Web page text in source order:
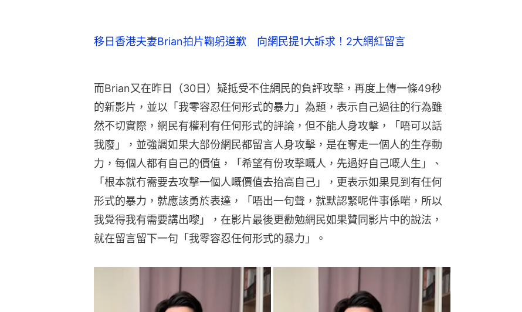
移日香港夫妻Brian拍片鞠躬道歉 向網民提1大訴求！2大網紅留言
而Brian又在昨日（30日）疑抵受不住網民的負評攻擊，再度上傳一條49秒
的新影片，並以「我零容忍任何形式的暴力」為題，表示自己過往的行為雖
然不切實際，網民有權利有任何形式的評論，但不能人身攻擊，「唔可以話
我廢」，並強調如果大部份網民都留言人身攻擊，是在奪走一個人的生存動
力，每個人都有自己的價值，「希望有份攻擊嘅人，先過好自己嘅人生」、
「根本就冇需要去攻擊一個人嘅價值去抬高自己」，更表示如果見到有任何
形式的暴力，就應該勇於表達，「唔出一句聲，就默認緊呢件事係啱，所以
我覺得我有需要講出嚟」，在影片最後更勸勉網民如果贊同影片中的說法，
就在留言留下一句「我零容忍任何形式的暴力」。